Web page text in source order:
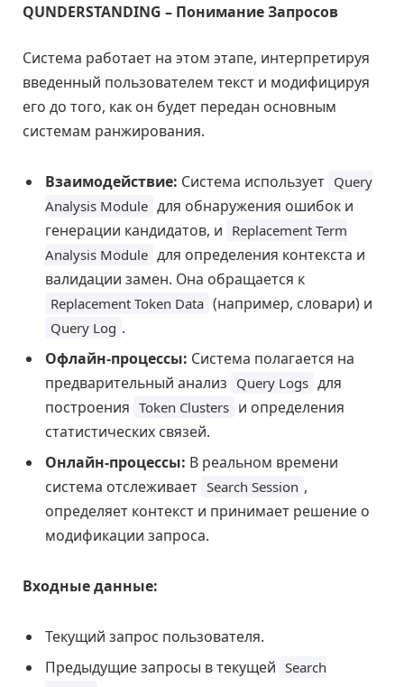
QUNDERSTANDING – Понимание Запросов
Система работает на этом этапе, интерпретируя
введенный пользователем текст и модифицируя
его до того, как он будет передан основным
системам ранжирования.
Взаимодействие: Система использует Query
Analysis Module для обнаружения ошибок и
генерации кандидатов, и Replacement Term
Analysis Module для определения контекста и
валидации замен. Она обращается к
Replacement Token Data (например, словари) и
Query Log .
Офлайн-процессы: Система полагается на
предварительный анализ Query Logs для
построения Token Clusters и определения
статистических связей.
Онлайн-процессы: В реальном времени
система отслеживает Search Session ,
определяет контекст и принимает решение о
модификации запроса.
Входные данные:
Текущий запрос пользователя.
Предыдущие запросы в текущей Search